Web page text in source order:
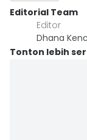
Editorial Team
Editor
Dhana
Tonton lebih